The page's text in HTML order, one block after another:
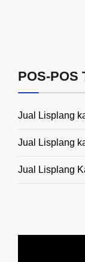
POS-POS
Jual Lisplang
Jual Lisplang
Jual Lisplang